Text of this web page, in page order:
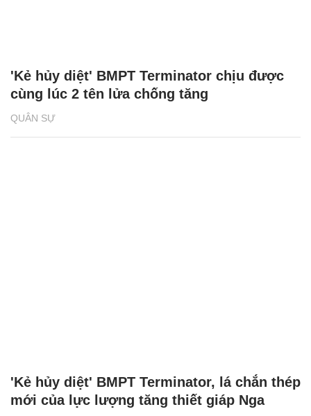
QUÂN SỰ
'Kẻ hủy diệt' BMPT Terminator chịu được
cùng lúc 2 tên lửa chống tăng
'Kẻ hủy diệt' BMPT Terminator, lá chắn thép
mới của lực lượng tăng thiết giáp Nga